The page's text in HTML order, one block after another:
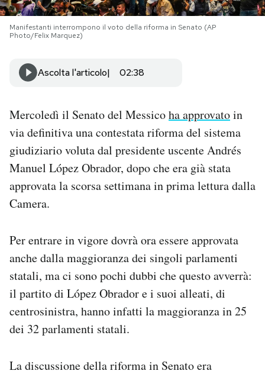
SHOP
CALENDARIO
Area Personale
Newsletter
Notifiche mobile
Esci
Manifestanti interrompono il voto della riforma in Senato (AP
Photo/Felix Marquez)
Ascolta l'articolo 02:38
Mercoledì il Senato del Messicoha approvatoin
via definitiva una contestata riforma del sistema
giudiziario voluta dal presidente uscente Andrés
Manuel López Obrador, dopo che era già stata
approvata la scorsa settimana in prima lettura dalla
Camera.
Per entrare in vigore dovrà ora essere approvata
anche dalla maggioranza dei singoli parlamenti
statali, ma ci sono pochi dubbi che questo avverrà:
il partito di López Obrador e i suoi alleati, di
centrosinistra, hanno infatti la maggioranza in 25
dei 32 parlamenti statali.
La discussione della riforma in Senato era